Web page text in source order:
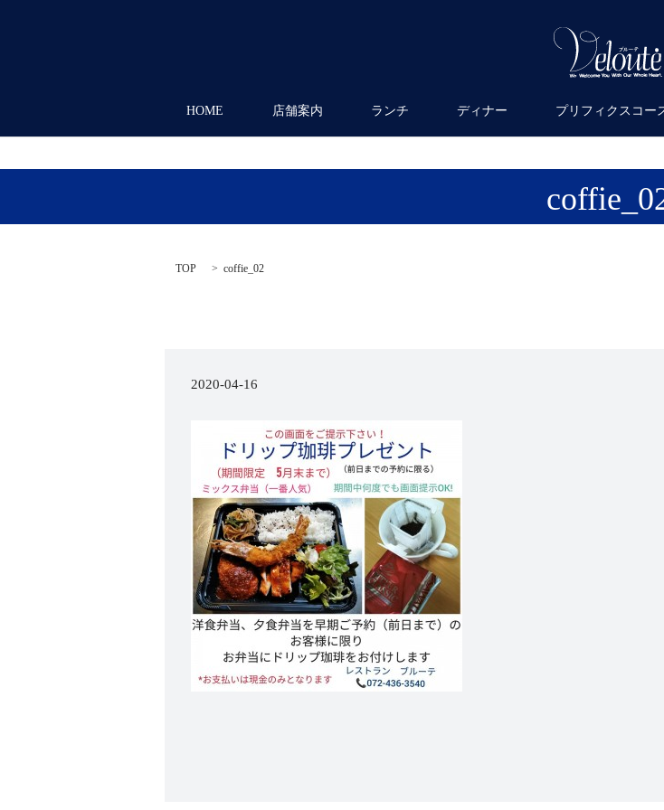
HOME 店舗案内 ランチ ディナー プリフィクスコー
TOP coffie_02
2020-04-16